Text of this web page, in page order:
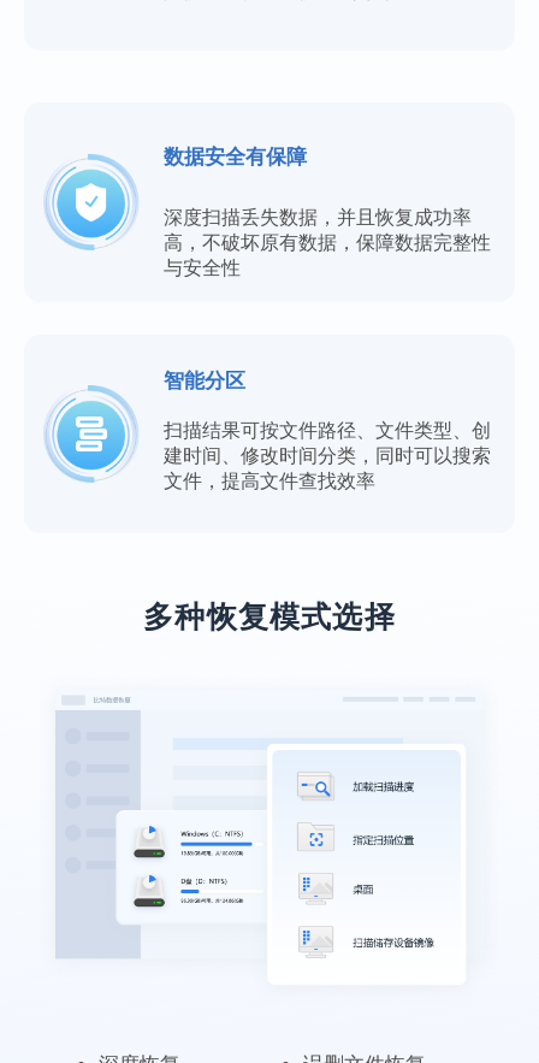
数据安全有保障
深度扫描丢失数据，并且恢复成功率
高，不破坏原有数据，保障数据完整性
与安全性
智能分区
扫描结果可按文件路径、文件类型、创
建时间、修改时间分类，同时可以搜索
文件，提高文件查找效率
多种恢复模式选择
远程指导，最后也恢复回来了，十分感谢！
软件实用，数据很完整
亲身实践，在同类软件中肯定是TOP级别
的。恢复了我丢失的pdf合同，以防万一，软